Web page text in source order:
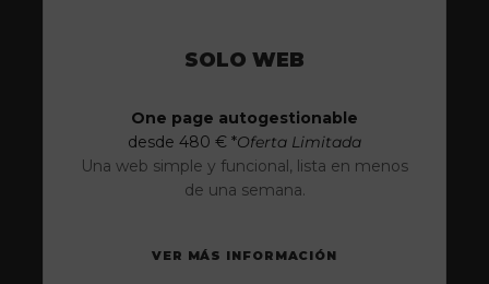
SOLO WEB
One page autogestionable
desde 480 € *Oferta Limitada
Una web simple y funcional, lista en menos
de una semana.
VER MÁS INFORMACIÓN